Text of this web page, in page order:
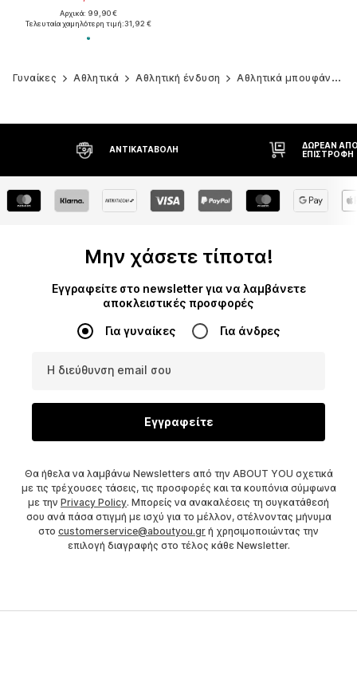
Αρχικά: 99,90 €
Τελευταία χαμηλότερη τιμή:31,92 €
Γυναίκες Αθλητικά Αθλητική ένδυση Αθλητικά μπουφάν
ΑΝΤΙΚΑΤΑΒΟΛΉ
ΔΩΡΕΆΝ
ΕΠΙΣΤΡΟΦΉ
Μην χάσετε τίποτα!
Εγγραφείτε στο newsletter για να λαμβάνετε
αποκλειστικές προσφορές
Για γυναίκες Για άνδρες
Η διεύθυνση email σου
Εγγραφείτε
Θα ήθελα να λαμβάνω Newsletters από την ABOUT YOU σχετικά
με τις τρέχουσες τάσεις, τις προσφορές και τα κουπόνια σύμφωνα
με την Privacy Policy. Μπορείς να ανακαλέσεις τη συγκατάθεσή
σου ανά πάσα στιγμή με ισχύ για το μέλλον, στέλνοντας μήνυμα
στο customerservice@aboutyou.gr ή χρησιμοποιώντας την
επιλογή διαγραφής στο τέλος κάθε Newsletter.